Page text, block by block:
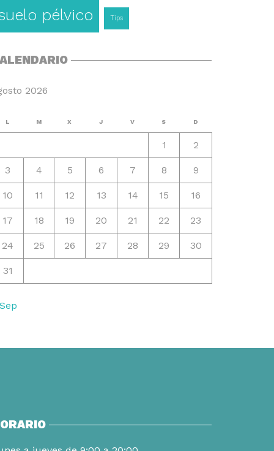
pélvico Tips
2026
L M X J V S D
1 2
3 4 5 6 7 8 9
10 11 12 13 14 15 16
17 18 19 20 21 22 23
24 25 26 27 28 29 30
31